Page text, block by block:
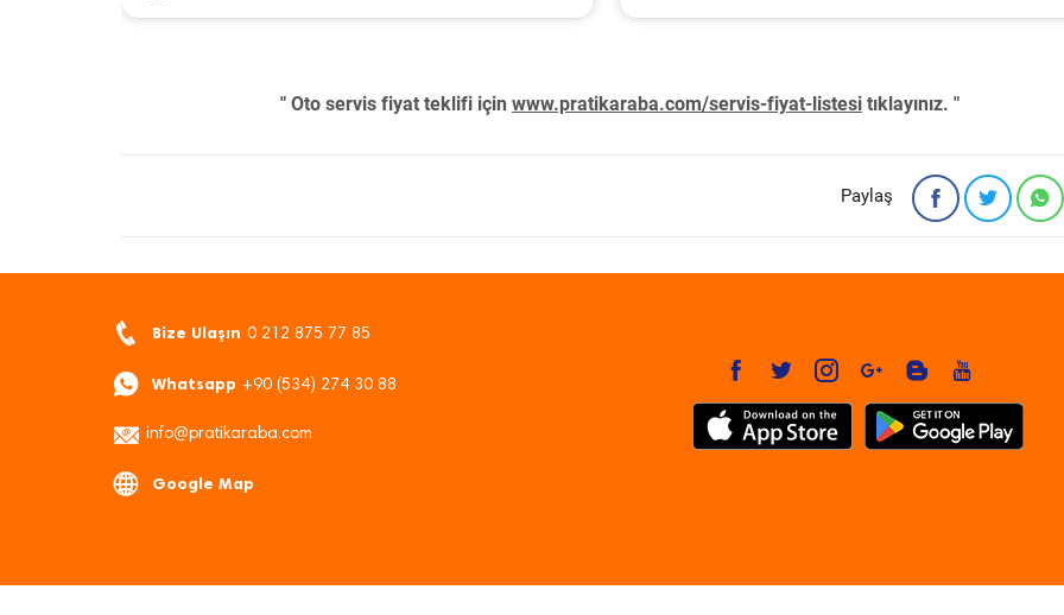
" Oto servis fiyat teklifi için www.pratikaraba.com/servis-fiyat-listesi tıklayınız. "
Paylaş
Bize Ulaşın 0 212 875 77 85
Whatsapp +90 (534) 274 30 88
info@pratikaraba.com
Google Map